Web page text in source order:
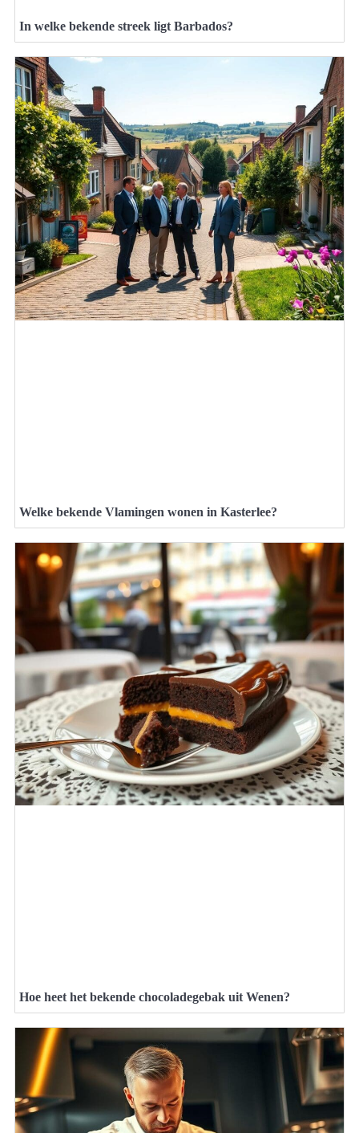
In welke bekende streek ligt Barbados?
Welke bekende Vlamingen wonen in Kasterlee?
Hoe heet het bekende chocoladegebak uit Wenen?